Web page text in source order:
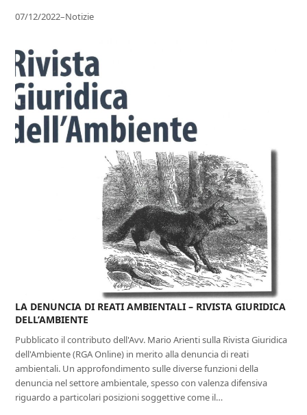
07/12/2022–Notizie
LA DENUNCIA DI REATI AMBIENTALI – RIVISTA GIURIDICA
DELL’AMBIENTE
Pubblicato il contributo dell'Avv. Mario Arienti sulla Rivista Giuridica
dell'Ambiente (RGA Online) in merito alla denuncia di reati
ambientali. Un approfondimento sulle diverse funzioni della
denuncia nel settore ambientale, spesso con valenza difensiva
riguardo a particolari posizioni soggettive come il…